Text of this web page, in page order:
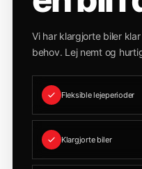
Vi har klargjorte biler
behov. Lej nemt og
Fleksible lejeperioder
Klargjorte biler